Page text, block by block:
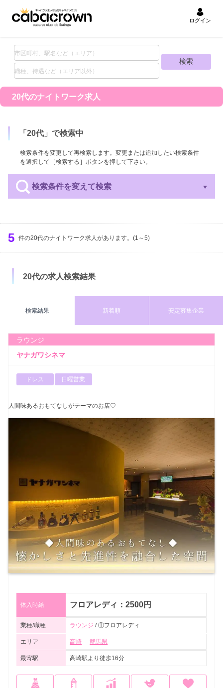
ログイン
20代のナイトワーク求人
「 20代 」で検索中
検索条件を変更して再検索します。変更または追加したい検索条件
を選択して［検索する］ボタンを押して下さい。
検索条件を変えて検索
服装
募集年齢
体入時給
検索する
5 件の20代のナイトワーク求人があります。(1～5)
20代の求人検索結果
検索結果 新着順 安定募集企業
ラウンジ
ヤナガワシネマ
ドレス 日曜営業
人間味あるおもてなしがテーマのお店♡
体入時給 フロアレディ：2500円
業種/職種 ラウンジ / ①フロアレディ
エリア 高崎 群馬県
最寄駅 高崎駅より徒歩16分